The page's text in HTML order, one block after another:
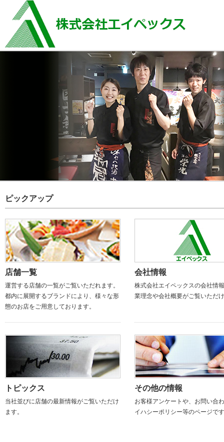
ピックアップ
店舗一覧
運営する店舗の一覧がご覧いただれます。
都内に展開するブランドにより、様々な形
態のお店をご用意しております。
会社情報
株式会社エイペックスの会社情
業理念や会社概要がご覧いただ
トピックス
当社並びに店舗の最新情報がご覧いただけ
ます。
その他の情報
お客様アンケートや、お問い合
イハシーポリシー等のページで